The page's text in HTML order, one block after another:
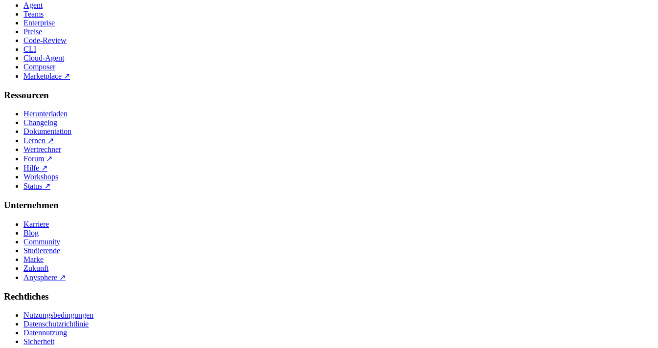
Agent
Teams
Enterprise
Preise
Code-Review
CLI
Cloud-Agent
Composer
Marketplace ↗
Ressourcen
Herunterladen
Changelog
Dokumentation
Lernen ↗
Wertrechner
Forum ↗
Hilfe ↗
Workshops
Status ↗
Unternehmen
Karriere
Blog
Community
Studierende
Marke
Zukunft
Anysphere ↗
Rechtliches
Nutzungsbedingungen
Datenschutzrichtlinie
Datennutzung
Sicherheit